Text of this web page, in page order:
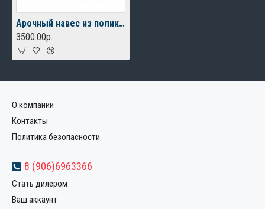
Арочный навес из поликарбоната
3500.00р.
О компании
Контакты
Политика безопасности
8 (906)6963366
Стать дилером
Ваш аккаунт